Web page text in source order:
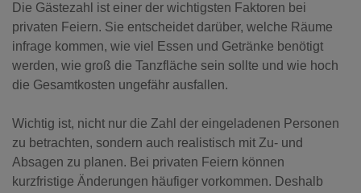
Die Gästezahl ist einer der wichtigsten Faktoren bei
privaten Feiern. Sie entscheidet darüber, welche Räume
infrage kommen, wie viel Essen und Getränke benötigt
werden, wie groß die Tanzfläche sein sollte und wie hoch
die Gesamtkosten ungefähr ausfallen.
Wichtig ist, nicht nur die Zahl der eingeladenen Personen
zu betrachten, sondern auch realistisch mit Zu- und
Absagen zu planen. Bei privaten Feiern können
kurzfristige Änderungen häufiger vorkommen. Deshalb